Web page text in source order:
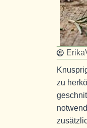
Erika
zu